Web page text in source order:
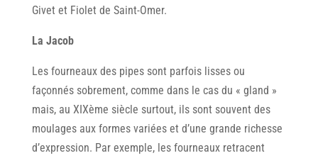
Givet et Fiolet de Saint-Omer.
La Jacob
Les fourneaux des pipes sont parfois lisses ou
façonnés sobrement, comme dans le cas du « gland »
mais, au XIXème siècle surtout, ils sont souvent des
moulages aux formes variées et d’une grande richesse
d’expression. Par exemple, les fourneaux retracent